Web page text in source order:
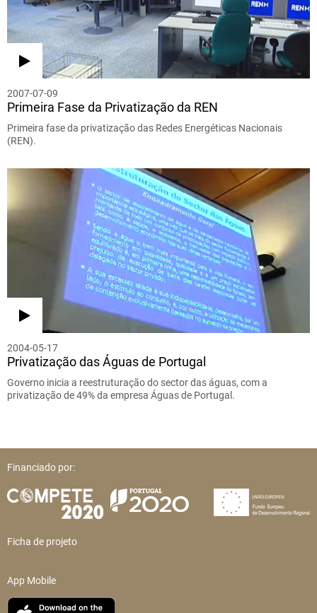
2007-07-09
Primeira Fase da Privatização da REN
Primeira fase da privatização das Redes Energéticas Nacionais
(REN).
2004-05-17
Privatização das Águas de Portugal
Governo inicia a reestruturação do sector das águas, com a
privatização de 49% da empresa Águas de Portugal.
Financiado por:
Ficha de projeto
App Mobile